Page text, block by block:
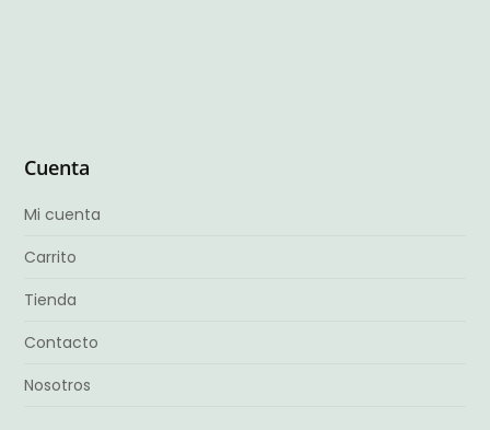
Cuenta
Mi cuenta
Carrito
Tienda
Contacto
Nosotros